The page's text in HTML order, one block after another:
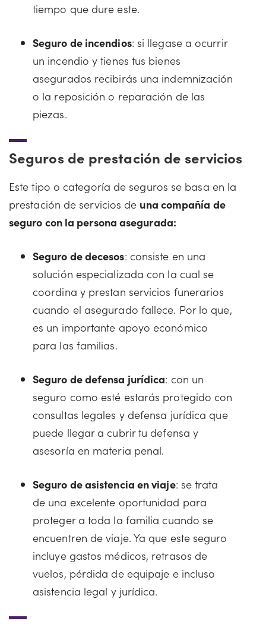
tiempo que dure este.
Seguro de incendios: si llegase a ocurrir
un incendio y tienes tus bienes
asegurados recibirás una indemnización
o la reposición o reparación de las
piezas.
Seguros de prestación de servicios
Este tipo o categoría de seguros se basa en la
prestación de servicios de una compañía de
seguro con la persona asegurada:
Seguro de decesos: consiste en una
solución especializada con la cual se
coordina y prestan servicios funerarios
cuando el asegurado fallece. Por lo que,
es un importante apoyo económico
para las familias.
Seguro de defensa jurídica: con un
seguro como esté estarás protegido con
consultas legales y defensa jurídica que
puede llegar a cubrir tu defensa y
asesoría en materia penal.
Seguro de asistencia en viaje: se trata
de una excelente oportunidad para
proteger a toda la familia cuando se
encuentren de viaje. Ya que este seguro
incluye gastos médicos, retrasos de
vuelos, pérdida de equipaje e incluso
asistencia legal y jurídica.